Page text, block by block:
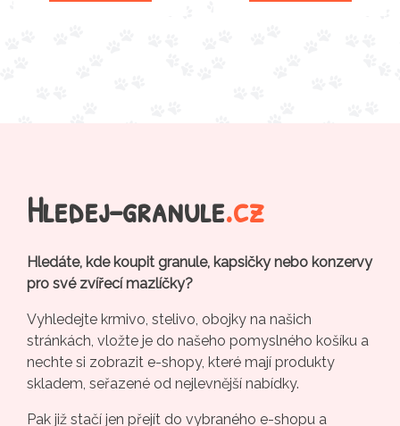
Hledej-granule.cz
Hledáte, kde koupit granule, kapsičky nebo konzervy
pro své zvířecí mazlíčky?
Vyhledejte krmivo, stelivo, obojky na našich
stránkách, vložte je do našeho pomyslného košíku a
nechte si zobrazit e-shopy, které mají produkty
skladem, seřazené od nejlevnější nabídky.
Pak již stačí jen přejít do vybraného e-shopu a